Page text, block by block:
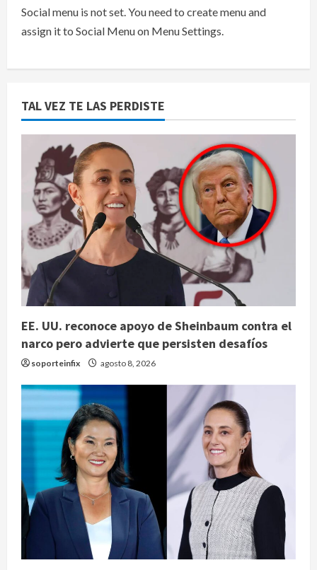
Social menu is not set. You need to create menu and
assign it to Social Menu on Menu Settings.
TAL VEZ TE LAS PERDISTE
EE. UU. reconoce apoyo de Sheinbaum contra el
narco pero advierte que persisten desafíos
soporteinfix agosto 8, 2026